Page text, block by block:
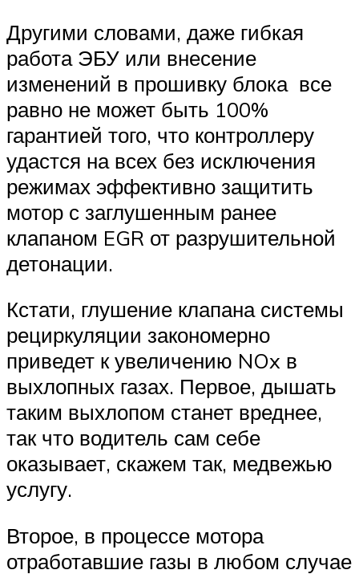
Другими словами, даже гибкая
работа ЭБУ или внесение
изменений в прошивку блока все
равно не может быть 100%
гарантией того, что контроллеру
удастся на всех без исключения
режимах эффективно защитить
мотор с заглушенным ранее
клапаном EGR от разрушительной
детонации.
Кстати, глушение клапана системы
рециркуляции закономерно
приведет к увеличению NOx в
выхлопных газах. Первое, дышать
таким выхлопом станет вреднее,
так что водитель сам себе
оказывает, скажем так, медвежью
услугу.
Второе, в процессе мотора
отработавшие газы в любом случае